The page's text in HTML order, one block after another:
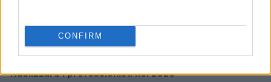
CONFIRM
fidelizzare i professionisti nel 2026